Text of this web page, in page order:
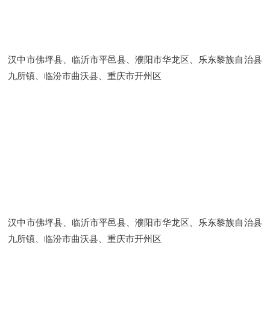
汉中市佛坪县、临沂市平邑县、濮阳市华龙区、乐东黎族自治县
九所镇、临汾市曲沃县、重庆市开州区
汉中市佛坪县、临沂市平邑县、濮阳市华龙区、乐东黎族自治县
九所镇、临汾市曲沃县、重庆市开州区